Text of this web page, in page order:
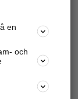
mm.
en
och